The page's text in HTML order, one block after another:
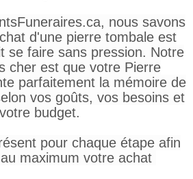
nous savons
d'une pierre tombale est
se faire sans pression. Notre
cher est que votre Pierre
parfaitement la mémoire de
vos goûts, vos besoins et
votre budget.
pour chaque étape afin
maximum votre achat